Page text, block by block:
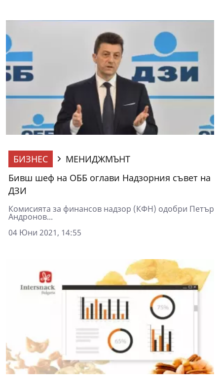
БИЗНЕС
МЕНИДЖМЪНТ
Бивш шеф на ОББ оглави Надзорния съвет на
ДЗИ
Комисията за финансов надзор (КФН) одобри Петър
Андронов...
04 Юни 2021, 14:55